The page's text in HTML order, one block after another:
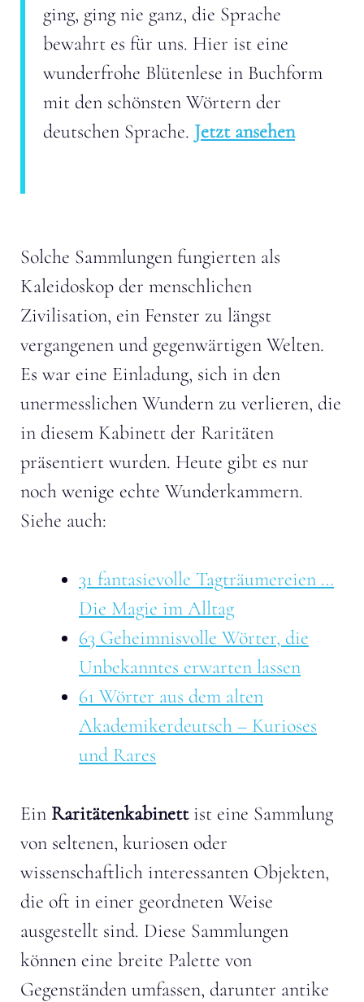
ging, ging nie ganz, die Sprache
bewahrt es für uns. Hier ist eine
wunderfrohe Blütenlese in Buchform
mit den schönsten Wörtern der
deutschen Sprache. Jetzt ansehen
Solche Sammlungen fungierten als
Kaleidoskop der menschlichen
Zivilisation, ein Fenster zu längst
vergangenen und gegenwärtigen Welten.
Es war eine Einladung, sich in den
unermesslichen Wundern zu verlieren, die
in diesem Kabinett der Raritäten
präsentiert wurden. Heute gibt es nur
noch wenige echte Wunderkammern.
Siehe auch:
31 fantasievolle Tagträumereien …
Die Magie im Alltag
63 Geheimnisvolle Wörter, die
Unbekanntes erwarten lassen
61 Wörter aus dem alten
Akademikerdeutsch – Kurioses
und Rares
Ein Raritätenkabinett ist eine Sammlung
von seltenen, kuriosen oder
wissenschaftlich interessanten Objekten,
die oft in einer geordneten Weise
ausgestellt sind. Diese Sammlungen
können eine breite Palette von
Gegenständen umfassen, darunter antike